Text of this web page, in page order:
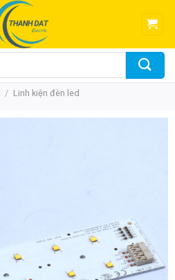
/ Linh kiện đèn led